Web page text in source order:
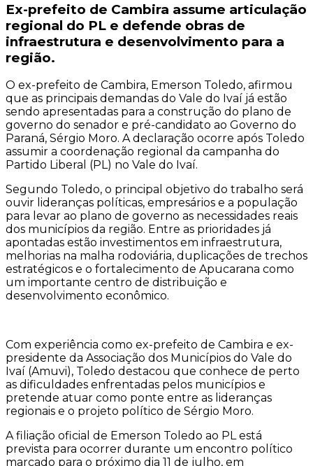
Ex-prefeito de Cambira assume articulação
regional do PL e defende obras de
infraestrutura e desenvolvimento para a
região.
O ex-prefeito de Cambira, Emerson Toledo, afirmou
que as principais demandas do Vale do Ivaí já estão
sendo apresentadas para a construção do plano de
governo do senador e pré-candidato ao Governo do
Paraná, Sérgio Moro. A declaração ocorre após Toledo
assumir a coordenação regional da campanha do
Partido Liberal (PL) no Vale do Ivaí.
Segundo Toledo, o principal objetivo do trabalho será
ouvir lideranças políticas, empresários e a população
para levar ao plano de governo as necessidades reais
dos municípios da região. Entre as prioridades já
apontadas estão investimentos em infraestrutura,
melhorias na malha rodoviária, duplicações de trechos
estratégicos e o fortalecimento de Apucarana como
um importante centro de distribuição e
desenvolvimento econômico.
Com experiência como ex-prefeito de Cambira e ex-
presidente da Associação dos Municípios do Vale do
Ivaí (Amuvi), Toledo destacou que conhece de perto
as dificuldades enfrentadas pelos municípios e
pretende atuar como ponte entre as lideranças
regionais e o projeto político de Sérgio Moro.
A filiação oficial de Emerson Toledo ao PL está
prevista para ocorrer durante um encontro político
marcado para o próximo dia 11 de julho, em